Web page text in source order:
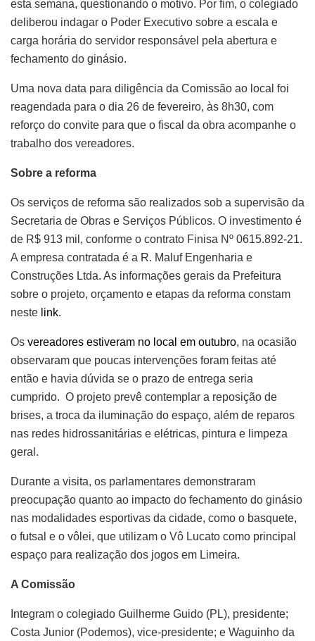
esta semana, questionando o motivo. Por fim, o colegiado
deliberou indagar o Poder Executivo sobre a escala e
carga horária do servidor responsável pela abertura e
fechamento do ginásio.
Uma nova data para diligência da Comissão ao local foi
reagendada para o dia 26 de fevereiro, às 8h30, com
reforço do convite para que o fiscal da obra acompanhe o
trabalho dos vereadores.
Sobre a reforma
Os serviços de reforma são realizados sob a supervisão da
Secretaria de Obras e Serviços Públicos. O investimento é
de R$ 913 mil, conforme o contrato Finisa Nº 0615.892-21.
A empresa contratada é a R. Maluf Engenharia e
Construções Ltda. As informações gerais da Prefeitura
sobre o projeto, orçamento e etapas da reforma constam
neste link.
Os vereadores estiveram no local em outubro, na ocasião
observaram que poucas intervenções foram feitas até
então e havia dúvida se o prazo de entrega seria
cumprido. O projeto prevê contemplar a reposição de
brises, a troca da iluminação do espaço, além de reparos
nas redes hidrossanitárias e elétricas, pintura e limpeza
geral.
Durante a visita, os parlamentares demonstraram
preocupação quanto ao impacto do fechamento do ginásio
nas modalidades esportivas da cidade, como o basquete,
o futsal e o vôlei, que utilizam o Vô Lucato como principal
espaço para realização dos jogos em Limeira.
A Comissão
Integram o colegiado Guilherme Guido (PL), presidente;
Costa Junior (Podemos), vice-presidente; e Waguinho da